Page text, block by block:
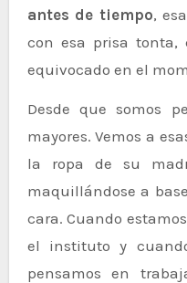
antes de tiempo,
con esa prisa
equivocado en el
Desde que somos
mayores. Vemos a
la ropa de su
maquillándose a
cara. Cuando
el instituto y
pensamos en